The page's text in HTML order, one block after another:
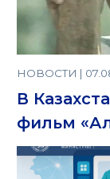
НОВОСТИ |
В
фильм